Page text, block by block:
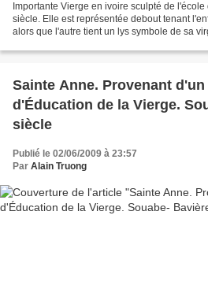
Importante Vierge en ivoire sculpté de
siècle. Elle est représentée debout tenant
alors que l'autre tient un lys symbole de sa
Sainte Anne. Provenant
d'Éducation de la Vierge.
siècle
Publié le 02/06/2009 à 23:57
Par Alain Truong